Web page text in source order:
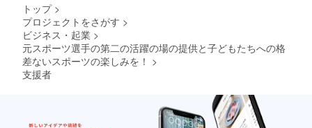
トップ >
プロジェクトをさがす >
ビジネス・起業 >
元スポーツ選手の第二の活躍の場の提供と子どもたちへの格
差ないスポーツの楽しみを！ >
支援者